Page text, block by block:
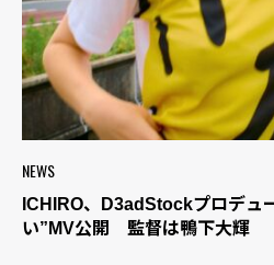
NEWS
ICHIRO、D3adStockプロデュ
い”MV公開 監督は鴨下大輝